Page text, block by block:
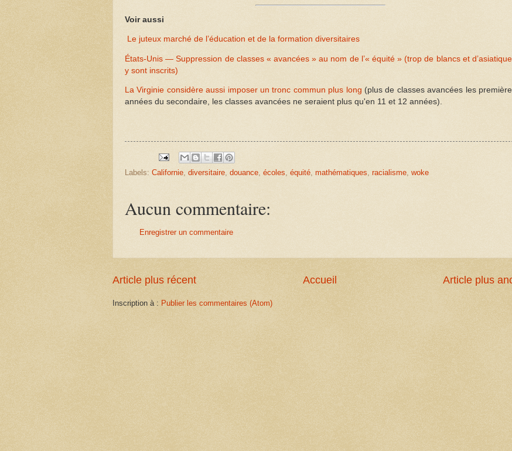
Voir aussi
Le juteux marché de l’éducation et de la formation diversitaires
États-Unis — Suppression de classes « avancées » au nom de l’« équité » (trop de blancs et
y sont inscrits)
La Virginie considère aussi imposer un tronc commun plus long (plus de classes avancées les
années du secondaire, les classes avancées ne seraient plus qu'en 11 et 12 années).
Labels: Californie diversitaire douance écoles équité mathématiques racialisme woke
Aucun commentaire:
Enregistrer un commentaire
Article plus récent Article plus
Accueil
Inscription à : Publier les commentaires (Atom)